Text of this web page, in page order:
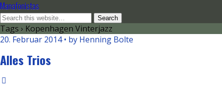
Manafonistas
Tags › Kopenhagen Vinterjazz
20. Februar 2014 • by Henning Bolte
Alles Trios